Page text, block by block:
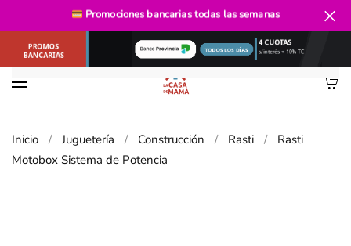
Ir al contenido principal
Inicio Juguetería Construcción Rasti
Rasti
Motobox Sistema de Potencia
Promociones bancariastodas las semanas